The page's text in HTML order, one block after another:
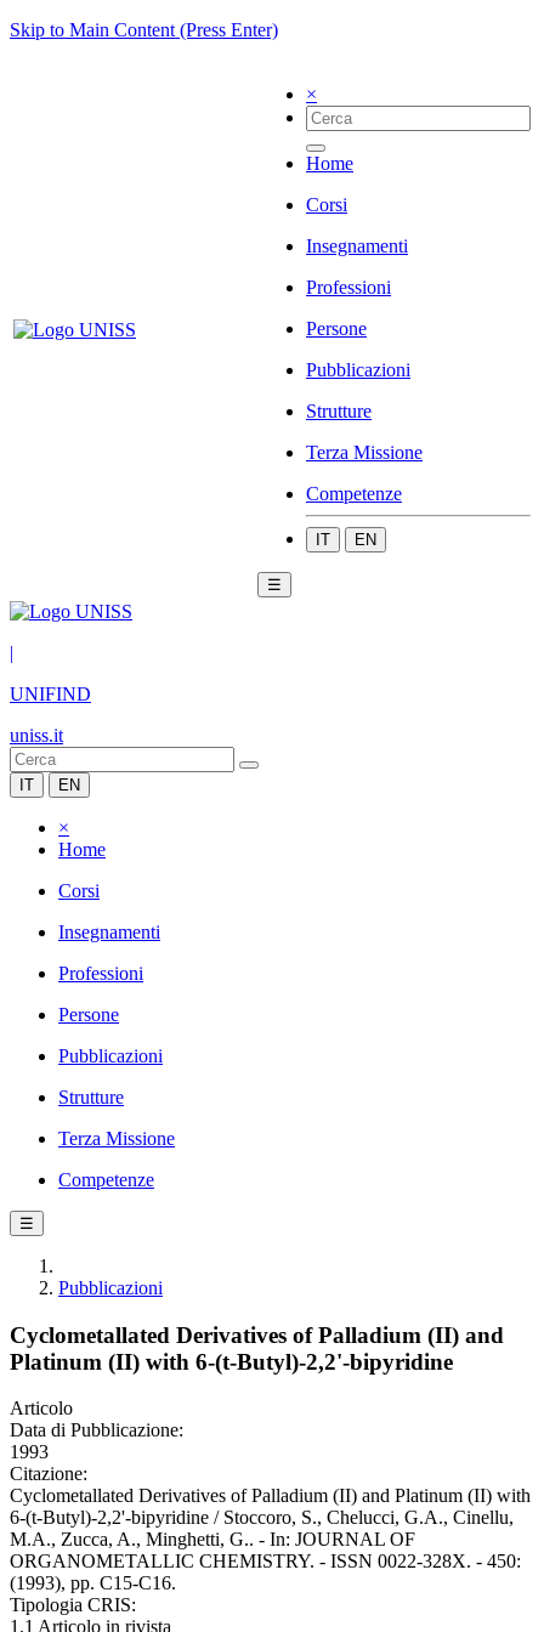
Skip to Main Content (Press Enter)
×
Home
Corsi
Insegnamenti
Professioni
Persone
Pubblicazioni
Strutture
Terza Missione
Competenze
IT EN
☰
|
UNIFIND
uniss.it
IT EN
×
Home
Corsi
Insegnamenti
Professioni
Persone
Pubblicazioni
Strutture
Terza Missione
Competenze
☰
Pubblicazioni
Cyclometallated Derivatives of Palladium (II) and
Platinum (II) with 6-(t-Butyl)-2,2'-bipyridine
Articolo
Data di Pubblicazione:
1993
Citazione:
Cyclometallated Derivatives of Palladium (II) and Platinum (II) with
6-(t-Butyl)-2,2'-bipyridine / Stoccoro, S., Chelucci, G.A., Cinellu,
M.A., Zucca, A., Minghetti, G.. - In: JOURNAL OF
ORGANOMETALLIC CHEMISTRY. - ISSN 0022-328X. - 450:
(1993), pp. C15-C16.
Tipologia CRIS:
1.1 Articolo in rivista